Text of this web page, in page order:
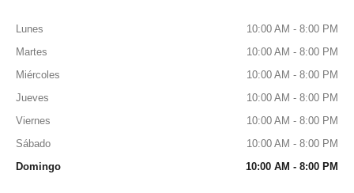
Lunes
10:00 AM - 8:00 PM
Martes
10:00 AM - 8:00 PM
Miércoles
10:00 AM - 8:00 PM
Jueves
10:00 AM - 8:00 PM
Viernes
10:00 AM - 8:00 PM
Sábado
10:00 AM - 8:00 PM
Domingo
10:00 AM - 8:00 PM